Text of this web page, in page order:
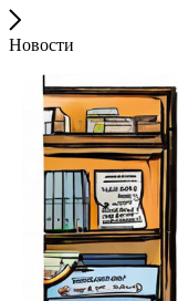
Новости